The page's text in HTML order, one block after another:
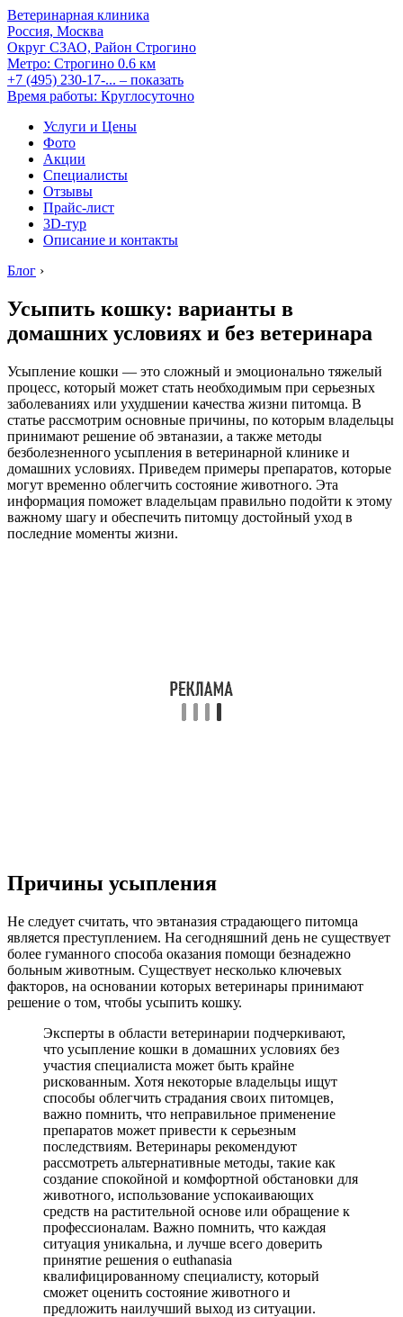
Ветеринарная клиника
Россия, Москва
Округ СЗАО, Район Строгино
Метро: Строгино 0.6 км
+7 (495) 230-17-... – показать
Время работы: Круглосуточно
Услуги и Цены
Фото
Акции
Специалисты
Отзывы
Прайс-лист
3D-тур
Описание и контакты
Блог ›
Усыпить кошку: варианты в
домашних условиях и без ветеринара
Усыпление кошки — это сложный и эмоционально тяжелый
процесс, который может стать необходимым при серьезных
заболеваниях или ухудшении качества жизни питомца. В
статье рассмотрим основные причины, по которым владельцы
принимают решение об эвтаназии, а также методы
безболезненного усыпления в ветеринарной клинике и
домашних условиях. Приведем примеры препаратов, которые
могут временно облегчить состояние животного. Эта
информация поможет владельцам правильно подойти к этому
важному шагу и обеспечить питомцу достойный уход в
последние моменты жизни.
Причины усыпления
Не следует считать, что эвтаназия страдающего питомца
является преступлением. На сегодняшний день не существует
более гуманного способа оказания помощи безнадежно
больным животным. Существует несколько ключевых
факторов, на основании которых ветеринары принимают
решение о том, чтобы усыпить кошку.
Эксперты в области ветеринарии подчеркивают,
что усыпление кошки в домашних условиях без
участия специалиста может быть крайне
рискованным. Хотя некоторые владельцы ищут
способы облегчить страдания своих питомцев,
важно помнить, что неправильное применение
препаратов может привести к серьезным
последствиям. Ветеринары рекомендуют
рассмотреть альтернативные методы, такие как
создание спокойной и комфортной обстановки для
животного, использование успокаивающих
средств на растительной основе или обращение к
профессионалам. Важно помнить, что каждая
ситуация уникальна, и лучше всего доверить
принятие решения о euthanasia
квалифицированному специалисту, который
сможет оценить состояние животного и
предложить наилучший выход из ситуации.